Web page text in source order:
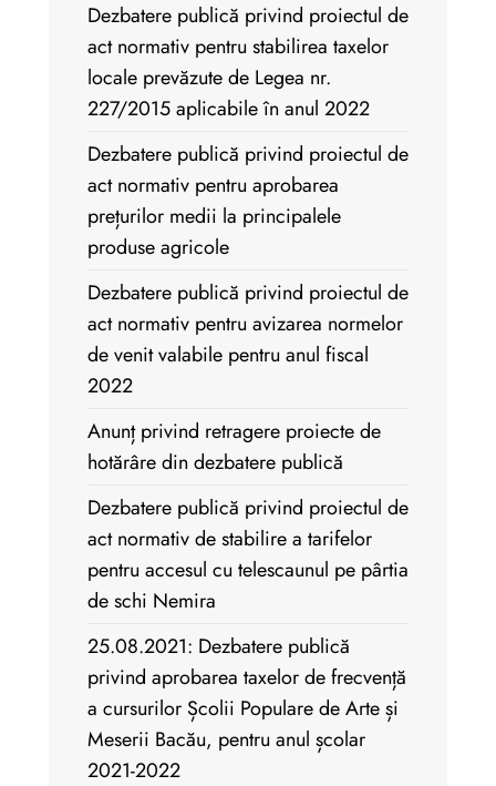
Dezbatere publică privind proiectul de
act normativ pentru stabilirea taxelor
locale prevăzute de Legea nr.
227/2015 aplicabile în anul 2022
Dezbatere publică privind proiectul de
act normativ pentru aprobarea
prețurilor medii la principalele
produse agricole
Dezbatere publică privind proiectul de
act normativ pentru avizarea normelor
de venit valabile pentru anul fiscal
2022
Anunț privind retragere proiecte de
hotărâre din dezbatere publică
Dezbatere publică privind proiectul de
act normativ de stabilire a tarifelor
pentru accesul cu telescaunul pe pârtia
de schi Nemira
25.08.2021: Dezbatere publică
privind aprobarea taxelor de frecvență
a cursurilor Școlii Populare de Arte și
Meserii Bacău, pentru anul școlar
2021-2022